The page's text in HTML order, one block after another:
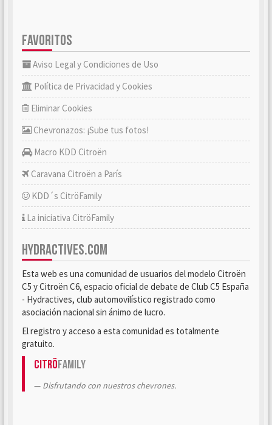
FAVORITOS
Aviso Legal y Condiciones de Uso
Política de Privacidad y Cookies
Eliminar Cookies
Chevronazos: ¡Sube tus fotos!
Macro KDD Citroën
Caravana Citroën a París
KDD´s CitröFamily
La iniciativa CitröFamily
HYDRACTIVES.COM
Esta web es una comunidad de usuarios del modelo Citroën
C5 y Citroën C6, espacio oficial de debate de Club C5 España
- Hydractives, club automovilístico registrado como
asociación nacional sin ánimo de lucro.
El registro y acceso a esta comunidad es totalmente
gratuito.
CitröFamily
Disfrutando con nuestros chevrones.